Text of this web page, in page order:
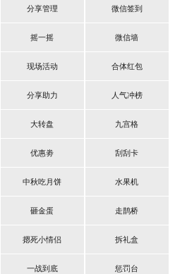
分享管理 微信签到
摇一摇 微信墙
现场活动 合体红包
分享助力 人气冲榜
大转盘 九宫格
优惠劵 刮刮卡
中秋吃月饼 水果机
砸金蛋 走鹊桥
摁死小情侣 拆礼盒
一战到底 惩罚台